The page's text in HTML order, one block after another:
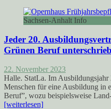
Sachsen-Anhalt Info
Jeder 20.
Grünen Beruf
22. November 2023
Halle. StatLa. Im Ausbildungsjahr
Menschen für eine Ausbildung in
Beruf”, wozu beispielsweise
[weiterlesen]